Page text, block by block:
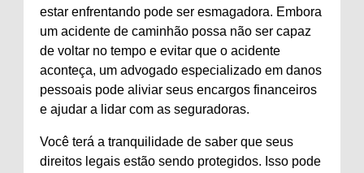
estar enfrentando pode ser esmagadora. Embora
um acidente de caminhão possa não ser capaz
de voltar no tempo e evitar que o acidente
aconteça, um advogado especializado em danos
pessoais pode aliviar seus encargos financeiros
e ajudar a lidar com as seguradoras.
Você terá a tranquilidade de saber que seus
direitos legais estão sendo protegidos. Isso pode